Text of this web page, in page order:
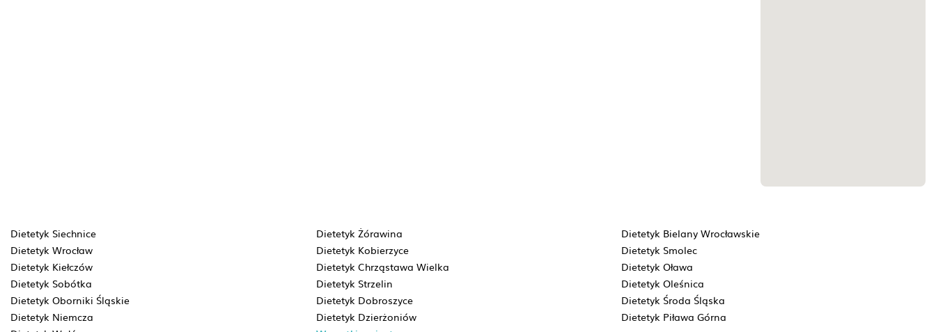
Dietetyk Siechnice Dietetyk Żórawina
Dietetyk Bielany Wrocławskie
Dietetyk Wrocław
Dietetyk Kobierzyce
Dietetyk Smolec
Dietetyk Kiełczów
Dietetyk Chrząstawa Wielka
Dietetyk Oława
Dietetyk Sobótka
Dietetyk Strzelin
Dietetyk Oleśnica
Dietetyk Oborniki Śląskie
Dietetyk Dobroszyce
Dietetyk Środa Śląska
Dietetyk Niemcza
Dietetyk Dzierżoniów
Dietetyk Piława Górna